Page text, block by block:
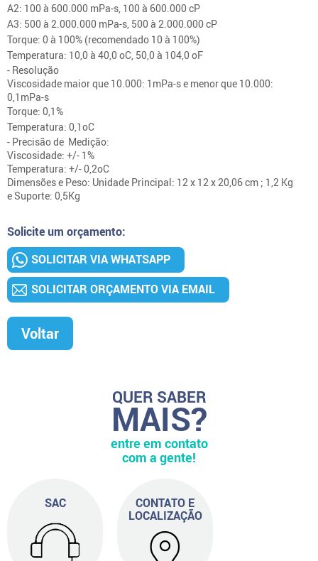
A2: 100 à 600.000 mPa-s, 100 à 600.000 cP
A3: 500 à 2.000.000 mPa-s, 500 à 2.000.000 cP
Torque: 0 à 100% (recomendado 10 à 100%)
Temperatura: 10,0 à 40,0 oC, 50,0 à 104,0 oF
- Resolução
Viscosidade maior que 10.000: 1mPa-s e menor que 10.000:
0,1mPa-s
Torque: 0,1%
Temperatura: 0,1oC
- Precisão de Medição:
Viscosidade: +/- 1%
Temperatura: +/- 0,2oC
Dimensões e Peso: Unidade Principal: 12 x 12 x 20,06 cm ; 1,2 Kg
e Suporte: 0,5Kg
Solicite um orçamento:
SOLICITAR VIA WHATSAPP
SOLICITAR ORÇAMENTO VIA EMAIL
Voltar
QUER SABER
MAIS?
entre em contato
com a gente!
SAC
CONTATO E
LOCALIZAÇÃO